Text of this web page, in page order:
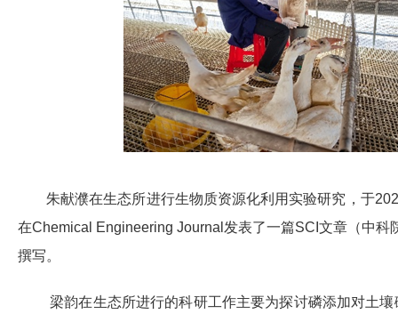
朱献濮在生态所进行生物质资源化利用实验研究，于
在Chemical Engineering Journal 发表了一篇SCI 文章（中科
撰写。
梁韵在生态所进行的科研工作主要为探讨磷添加对土